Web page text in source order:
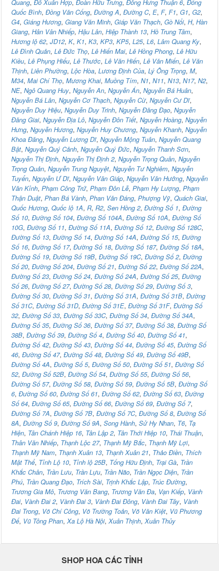
Quang, Đỗ Xuân Hợp, Đoàn Hữu Trưng, Đông Hưng Thuận 6, Đồng
Quốc Bình, Đồng Văn Cống, Đường A, Đường C, E, F, F1, G1, G2,
G4, Giáng Hương, Giang Văn Minh, Giáp Văn Thạch, Gò Nổi, H, Hàn
Giang, Hân Vân Nhiếp, Hậu Lân, Hiệp Thành 13, Hồ Trung Tâm,
Hương lộ 62, JD12, K, K1, K3, KP3, KP5, L25, L6, Lâm Quang Ky,
Lê Đình Quản, Lê Đức Thọ, Lê Hiến Mai, Lê Hồng Phong, Lê Hữu
Kiều, Lê Phụng Hiểu, Lê Thước, Lê Văn Hiến, Lê Văn Miến, Lê Văn
Thịnh, Liên Phường, Lộc Hòa, Lương Định Của, Lý Ông Trọng, M,
M34, Mai Chí Thọ, Mương Khai, Muồng Tím, N1, N11, N13, N17, N2,
NE, Ngô Quang Huy, Nguyễn An, Nguyễn Án, Nguyễn Bá Huân,
Nguyễn Bá Lân, Nguyễn Cơ Thạch, Nguyễn Cừ, Nguyễn Cư Dĩ,
Nguyễn Duy Hiệu, Nguyễn Duy Trinh, Nguyễn Đăng Đạo, Nguyễn
Đăng Giai, Nguyễn Địa Lô, Nguyễn Đôn Tiết, Nguyễn Hoàng, Nguyễn
Hưng, Nguyễn Hương, Nguyễn Huy Chương, Nguyễn Khanh, Nguyễn
Khoa Đăng, Nguyễn Lương Dĩ, Nguyễn Mộng Tuân, Nguyễn Quang
Bật, Nguyễn Quý Cảnh, Nguyễn Quý Đức, Nguyễn Thanh Sơn,
Nguyễn Thị Định, Nguyễn Thị Định 2, Nguyễn Trọng Quân, Nguyễn
Trọng Quản, Nguyễn Trung Nguyệt, Nguyễn Tư Nghiêm, Nguyễn
Tuyển, Nguyễn Ư Dĩ, Nguyễn Văn Giáp, Nguyễn Văn Hưởng, Nguyễn
Văn Kỉnh, Phạm Công Trứ, Phạm Đôn Lễ, Phạm Hy Lượng, Phạm
Thận Duật, Phan Bá Vành, Phan Văn Đáng, Phượng Vỹ, Quách Giai,
Quốc Hương, Quốc lộ 1A, R, R2, Sen Hồng 2, Đường Số 1, Đường
Số 10, Đường Số 104, Đường Số 104A, Đường Số 10A, Đường Số
10G, Đường Số 11, Đường Số 11A, Đường Số 12, Đường Số 128C,
Đường Số 13, Đường Số 14, Đường Số 14A, Đường Số 15, Đường
Số 16, Đường Số 17, Đường Số 18, Đường Số 187, Đường Số 18A,
Đường Số 19, Đường Số 19B, Đường Số 19C, Đường Số 2, Đường
Số 20, Đường Số 204, Đường Số 21, Đường Số 22, Đường Số 22A,
Đường Số 23, Đường Số 24, Đường Số 24A, Đường Số 25, Đường
Số 26, Đường Số 27, Đường Số 28, Đường Số 29, Đường Số 3,
Đường Số 30, Đường Số 31, Đường Số 31A, Đường Số 31B, Đường
Số 31C, Đường Số 31D, Đường Số 31E, Đường Số 31F, Đường Số
32, Đường Số 33, Đường Số 33C, Đường Số 34, Đường Số 34A,
Đường Số 35, Đường Số 36, Đường Số 37, Đường Số 38, Đường Số
38B, Đường Số 39, Đường Số 4, Đường Số 40, Đường Số 41,
Đường Số 42, Đường Số 43, Đường Số 44, Đường Số 45, Đường Số
46, Đường Số 47, Đường Số 48, Đường Số 49, Đường Số 49B,
Đường Số 4A, Đường Số 5, Đường Số 50, Đường Số 51, Đường Số
52, Đường Số 52B, Đường Số 54, Đường Số 55, Đường Số 56,
Đường Số 57, Đường Số 58, Đường Số 59, Đường Số 5B, Đường Số
6, Đường Số 60, Đường Số 61, Đường Số 62, Đường Số 63, Đường
Số 64, Đường Số 65, Đường Số 66, Đường Số 69, Đường Số 7,
Đường Số 7A, Đường Số 7B, Đường Số 7C, Đường Số 8, Đường Số
8A, Đường Số 9, Đường Số 9A, Song Hành, Sử Hy Nhan, T6, Tạ
Hiện, Tân Chánh Hiệp 16, Tân Lập 2, Tân Thới Hiệp 10, Thái Thuận,
Thân Văn Nhiếp, Thạnh Lộc 27, Thạnh Mỹ Bắc, Thạnh Mỹ Lợi,
Thạnh Mỹ Nam, Thạnh Xuân 13, Thạnh Xuân 21, Thảo Điền, Thích
Mật Thể, Tỉnh Lộ 10, Tỉnh lộ 25B, Tống Hữu Định, Trại Gà, Trần
Khắc Chân, Trần Lưu, Trần Lựu, Trần Não, Trần Ngọc Diện, Trần
Phú, Trần Quang Đạo, Trích Sài, Trịnh Khắc Lập, Trúc Đường,
Trương Gia Mô, Trương Văn Bang, Trương Văn Đa, Vạn Kiếp, Vành
Đai, Vành Đai 2, Vành Đai 3, Vành Đai Đông, Vành Đai Tây, Vành
Đai Trong, Võ Chí Công, Võ Trường Toản, Võ Văn Kiệt, Vũ Phương
Đế, Vũ Tông Phan, Xa Lộ Hà Nội, Xuân Thịnh, Xuân Thủy
SHOP HOA CÁC TỈNH